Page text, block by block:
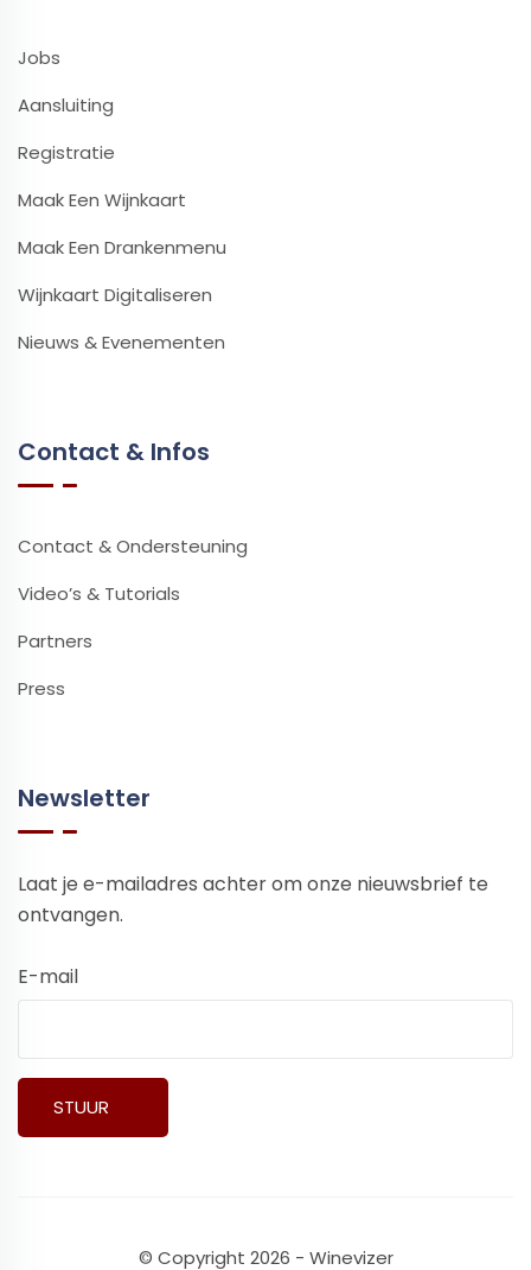
Jobs
Aansluiting
Registratie
Maak Een Wijnkaart
Maak Een Drankenmenu
Wijnkaart Digitaliseren
Nieuws & Evenementen
Contact & Infos
Contact & Ondersteuning
Video’s & Tutorials
Partners
Press
Newsletter
Laat je e-mailadres achter om onze nieuwsbrief te
ontvangen.
E-mail
© Copyright 2026 - Winevizer